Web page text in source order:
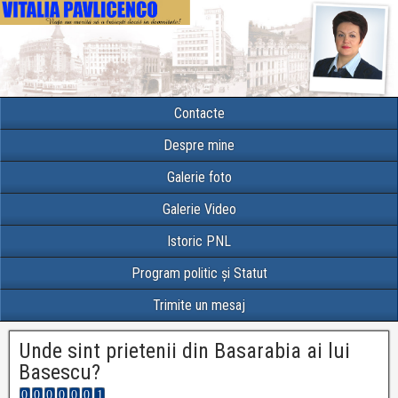
Contacte
Despre mine
Galerie foto
Galerie Video
Istoric PNL
Program politic și Statut
Trimite un mesaj
Unde sint prietenii din Basarabia ai lui
Basescu?